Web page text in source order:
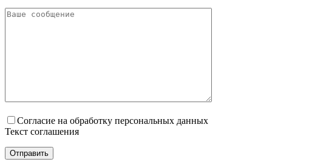
Согласие на обработку персональных данных
Текст соглашения